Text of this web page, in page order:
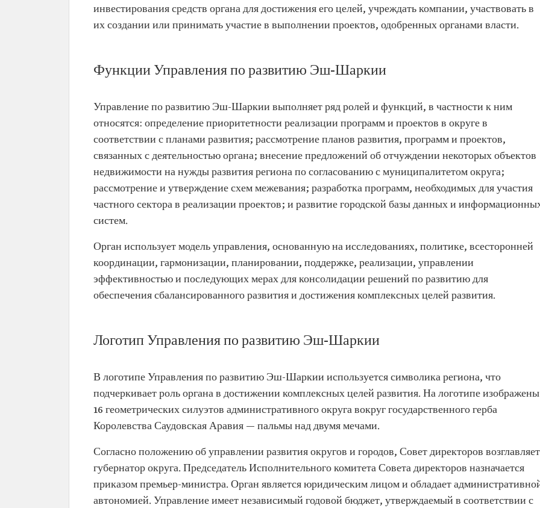
инвестирования средств органа для достижения его целей, учреждать компании, участвовать в
их создании или принимать участие в выполнении проектов, одобренных органами власти.
Функции Управления по развитию Эш-Шаркии
Управление по развитию Эш-Шаркии выполняет ряд ролей и функций, в частности к ним
относятся: определение приоритетности реализации программ и проектов в округе в
соответствии с планами развития; рассмотрение планов развития, программ и проектов,
связанных с деятельностью органа; внесение предложений об отчуждении некоторых объектов
недвижимости на нужды развития региона по согласованию с муниципалитетом округа;
рассмотрение и утверждение схем межевания; разработка программ, необходимых для участия
частного сектора в реализации проектов; и развитие городской базы данных и
систем.
Орган использует модель управления, основанную на исследованиях, политике, всесторонней
координации, гармонизации, планировании, поддержке, реализации, управлении
эффективностью и последующих мерах для консолидации решений по развитию для
обеспечения сбалансированного развития и достижения комплексных целей развития.
Логотип Управления по развитию Эш-Шаркии
В логотипе Управления по развитию Эш-Шаркии используется символика региона, что
подчеркивает роль органа в достижении комплексных целей развития. На логотипе изображены
16 геометрических силуэтов административного округа вокруг государственного герба
Королевства Саудовская Аравия — пальмы над двумя мечами.
Согласно положению об управлении развития округов и городов, Совет директоров возглавляет
губернатор округа. Председатель Исполнительного комитета Совета директоров назначается
приказом премьер-министра. Орган является юридическим лицом и обладает
автономией. Управление имеет независимый годовой бюджет, утверждаемый в соответствии с